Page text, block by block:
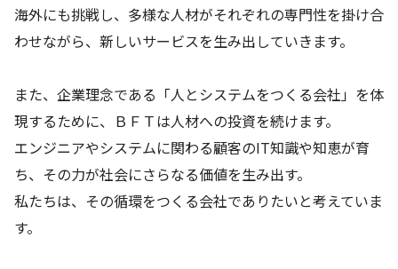
海外にも挑戦し、多様な人材がそれぞれの専門性を掛け合
わせながら、新しいサービスを生み出していきます。
また、企業理念である「人とシステムをつくる会社」を体
現するために、ＢＦＴは人材への投資を続けます。
エンジニアやシステムに関わる顧客のIT知識や知恵が育
ち、その力が社会にさらなる価値を生み出す。
私たちは、その循環をつくる会社でありたいと考えていま
す。